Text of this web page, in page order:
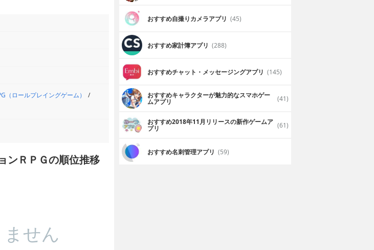
（ロールプレイングゲーム）
ンＲＰＧの順位推移
せん
おすすめ自撮りカメラアプリ (45)
おすすめ家計簿アプリ (288)
おすすめチャット・メッセージングアプリ (145)
おすすめキャラクターが魅力的なスマホゲー
ムアプリ (41)
おすすめ2018年11月リリースの新作ゲームア
プリ (61)
おすすめ名刺管理アプリ (59)